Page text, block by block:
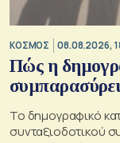
ΚΟΣΜΟΣ 08.08.2026,
Πώς η
Το δημογραφικό
συνταξιοδοτικού